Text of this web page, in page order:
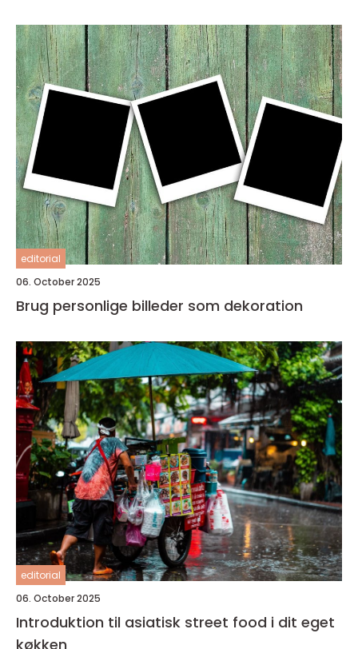
editorial
06. October 2025
Brug personlige billeder som dekoration
editorial
06. October 2025
Introduktion til asiatisk street food i dit eget
køkken